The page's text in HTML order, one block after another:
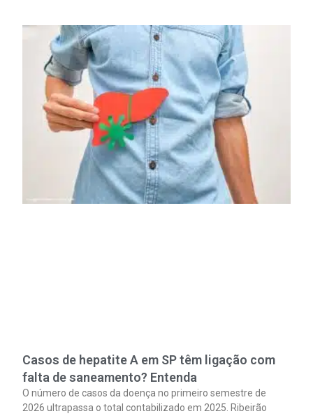
Casos de hepatite A em SP têm ligação com
falta de saneamento? Entenda
O número de casos da doença no primeiro semestre de
2026 ultrapassa o total contabilizado em 2025. Ribeirão